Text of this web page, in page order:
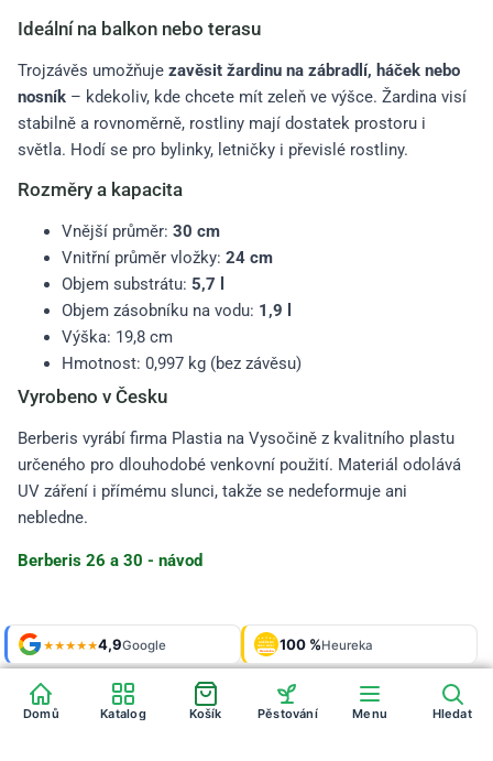
Ideální na balkon nebo terasu
Trojzávěs umožňuje zavěsit žardinu na zábradlí, háček nebo
nosník – kdekoliv, kde chcete mít zeleň ve výšce. Žardina visí
stabilně a rovnoměrně, rostliny mají dostatek prostoru i
světla. Hodí se pro bylinky, letničky i převislé rostliny.
Rozměry a kapacita
Vnější průměr: 30 cm
Vnitřní průměr vložky: 24 cm
Objem substrátu: 5,7 l
Objem zásobníku na vodu: 1,9 l
Výška: 19,8 cm
Hmotnost: 0,997 kg (bez závěsu)
Vyrobeno v Česku
Berberis vyrábí firma Plastia na Vysočině z kvalitního plastu
určeného pro dlouhodobé venkovní použití. Materiál odolává
UV záření i přímému slunci, takže se nedeformuje ani
nebledne.
Berberis 26 a 30 - návod
★★★★★4,9Google OVĚŘENO
ZÁKAZNÍKY
Heureka 100 %Heureka
Shop roku'24 + '25 Galerie925 fotek
Domů Katalog Košík Pěstování Menu Hledat